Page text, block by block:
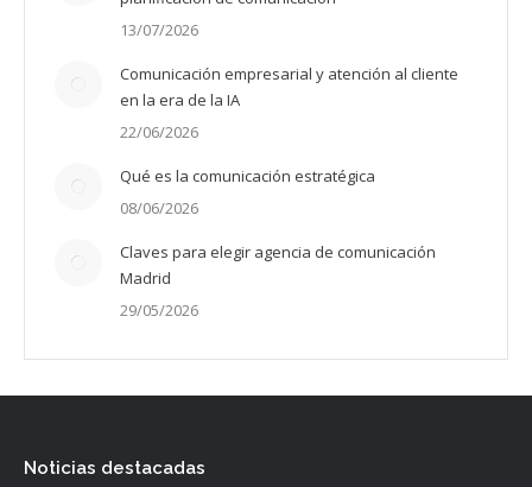
13/07/2026
Comunicación empresarial y atención al cliente
en la era de la IA
22/06/2026
Qué es la comunicación estratégica
08/06/2026
Claves para elegir agencia de comunicación
Madrid
29/05/2026
Noticias destacadas